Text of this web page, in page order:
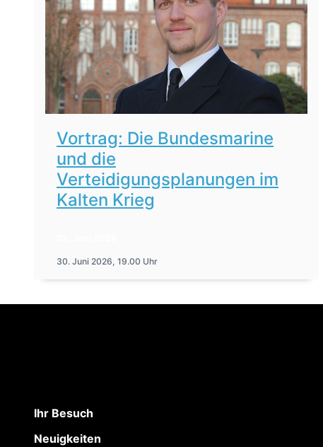
Vortrag: Die Bundesmarine
und die
Verteidigungsplanungen im
Kalten Krieg
30. Juni 2026, 19.00 Uhr
Ihr Besuch
Neuigkeiten